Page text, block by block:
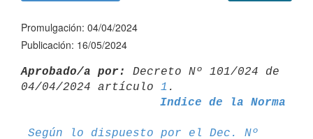
Promulgación: 04/04/2024
Publicación: 16/05/2024
Aprobado/a por:
Decreto Nº 101/024 de
04/04/2024 artículo 1
Indice de la Norma
Según lo dispuesto por el Dec. Nº